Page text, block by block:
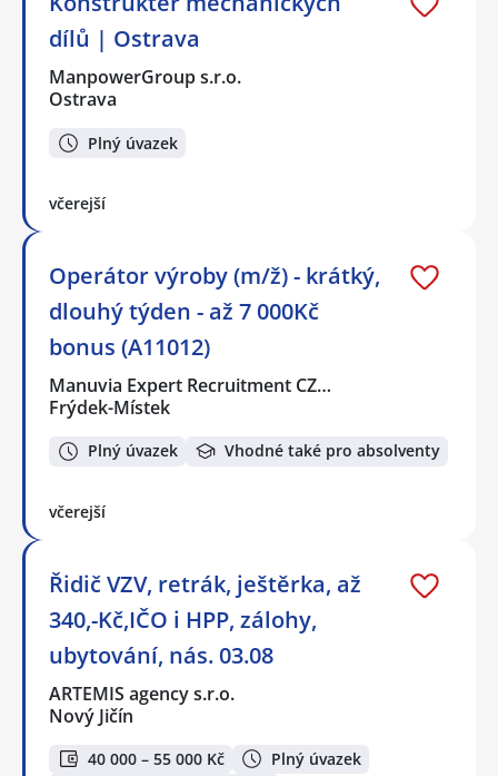
dílů | Ostrava
ManpowerGroup s.r.o.
Ostrava
Plný úvazek
včerejší
Operátor výroby (m/ž) - krátký,
dlouhý týden - až 7 000Kč
bonus (A11012)
Manuvia Expert Recruitment CZ…
Frýdek-Místek
Plný úvazek Vhodné také pro absolventy
včerejší
Řidič VZV, retrák, ještěrka, až
340,-Kč,IČO i HPP, zálohy,
ubytování, nás. 03.08
ARTEMIS agency s.r.o.
Nový Jičín
40 000 – 55 000 Kč
Plný úvazek